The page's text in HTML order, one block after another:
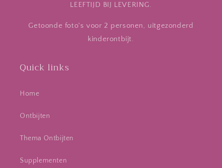
LEEFTIJD BIJ LEVERING.
Getoonde foto's voor 2 personen, uitgezonderd
kinderontbijt.
Quick links
Home
Ontbijten
Thema Ontbijten
Supplementen